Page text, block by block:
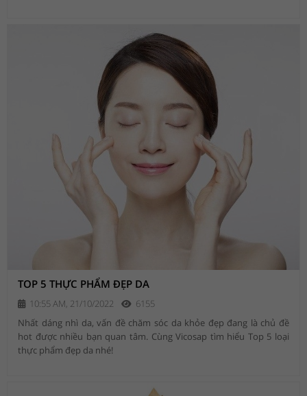
TOP 5 THỰC PHẨM ĐẸP DA
10:55 AM, 21/10/2022
6155
Nhất dáng nhì da, vấn đề chăm sóc da khỏe đẹp đang là chủ đề
hot được nhiều bạn quan tâm. Cùng Vicosap tìm hiểu Top 5 loại
thực phẩm đẹp da nhé!